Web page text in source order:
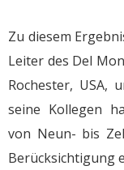
Zu diesem
Leiter des Del
Rochester, USA,
seine Kollegen
von Neun- bis
Berücksichtigung